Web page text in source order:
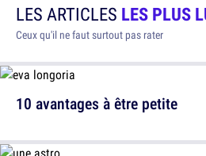
LES ARTICLES LES PLUS
Ceux qu'il ne faut surtout pas rater
10 avantages à être petite